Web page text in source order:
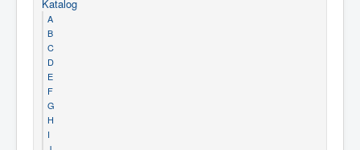
Katalog
A
B
C
D
E
F
G
H
I